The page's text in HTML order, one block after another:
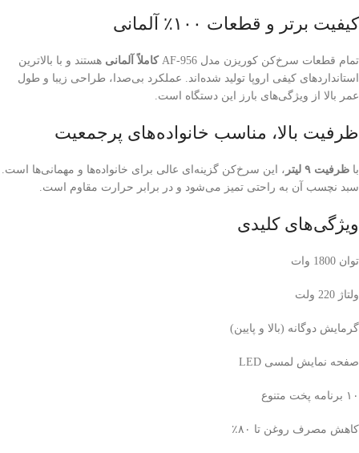
کیفیت برتر و قطعات ۱۰۰٪ آلمانی
تمام قطعات سرخ‌کن کوریزن مدل AF-956 کاملاً آلمانی هستند و با بالاترین
استانداردهای کیفی اروپا تولید شده‌اند. عملکرد بی‌صدا، طراحی زیبا و طول
عمر بالا از ویژگی‌های بارز این دستگاه است.
ظرفیت بالا، مناسب خانواده‌های پرجمعیت
با ظرفیت ۹ لیتر
، این سرخ‌کن گزینه‌ای عالی برای خانواده‌ها و مهمانی‌ها است.
سبد نچسب آن به راحتی تمیز می‌شود و در برابر حرارت مقاوم است.
ویژگی‌های کلیدی
توان 1800 وات
ولتاژ 220 ولت
گرمایش دوگانه (بالا و پایین)
صفحه نمایش لمسی LED
۱۰ برنامه پخت متنوع
کاهش مصرف روغن تا ۸۰٪